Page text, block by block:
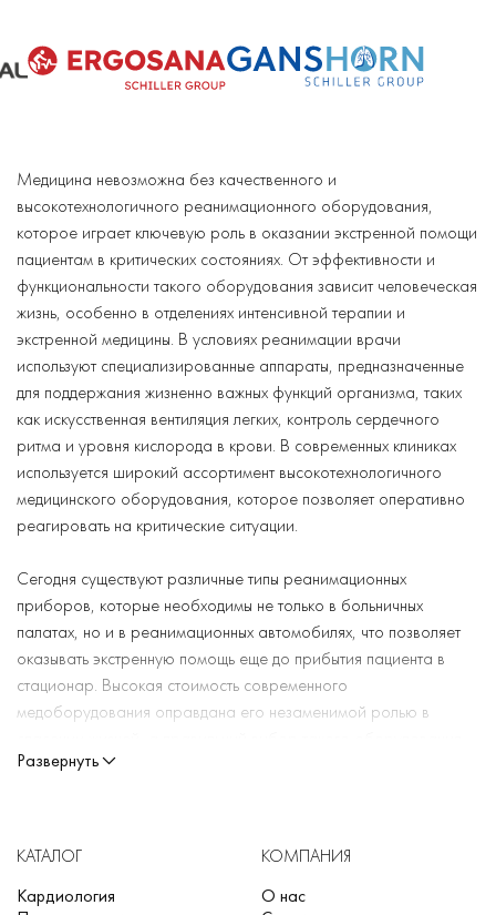
Медицина невозможна без качественного и
высокотехнологичного реанимационного оборудования,
которое играет ключевую роль в оказании экстренной помощи
пациентам в критических состояниях. От эффективности и
функциональности такого оборудования зависит человеческая
жизнь, особенно в отделениях интенсивной терапии и
экстренной медицины. В условиях реанимации врачи
используют специализированные аппараты, предназначенные
для поддержания жизненно важных функций организма, таких
как искусственная вентиляция легких, контроль сердечного
ритма и уровня кислорода в крови. В современных клиниках
используется широкий ассортимент высокотехнологичного
медицинского оборудования, которое позволяет оперативно
реагировать на критические ситуации.
Сегодня существуют различные типы реанимационных
приборов, которые необходимы не только в больничных
палатах, но и в реанимационных автомобилях, что позволяет
оказывать экстренную помощь еще до прибытия пациента в
стационар. Высокая стоимость современного
медоборудования оправдана его незаменимой ролью в
является критически важным для каждой медицинской
ЧТО ТАКОЕ РЕАНИМАЦИОННОЕ
ФУНКЦИИ?
Развернуть
КАТАЛОГ
Кардиология
КОМПАНИЯ
О нас